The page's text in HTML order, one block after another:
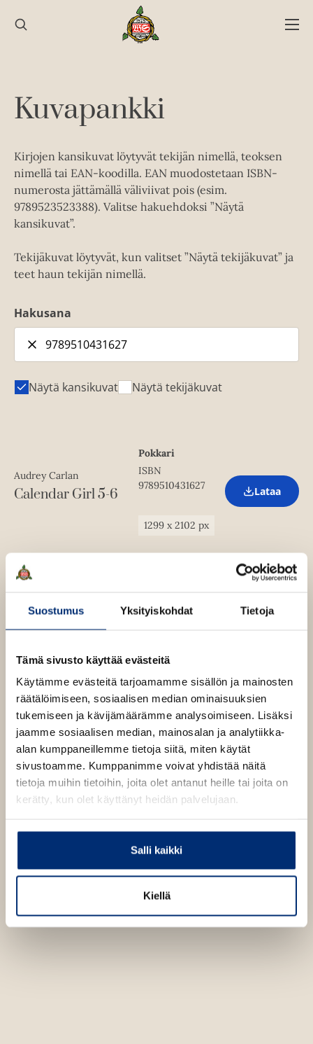
Suostumus Yksityiskohdat Tietoja
Tämä sivusto käyttää evästeitä
Käytämme evästeitä tarjoamamme sisällön ja mainosten
räätälöimiseen, sosiaalisen median ominaisuuksien
tukemiseen ja kävijämäärämme analysoimiseen. Lisäksi
jaamme sosiaalisen median, mainosalan ja analytiikka-
alan kumppaneillemme tietoja siitä, miten käytät
sivustoamme. Kumppanimme voivat yhdistää näitä
tietoja muihin tietoihin, joita olet antanut heille tai joita on
kerätty, kun olet käyttänyt heidän palvelujaan.
Salli kaikki
Kiellä
sisältöön
Kuvapankki
Kirjojen kansikuvat löytyvät tekijän nimellä, teoksen
nimellä tai EAN-koodilla. EAN muodostetaan ISBN-
numerosta jättämällä väliviivat pois (esim.
9789523523388). Valitse hakuehdoksi ”Näytä
kansikuvat”.
Tekijäkuvat löytyvät, kun valitset ”Näytä tekijäkuvat” ja
teet haun tekijän nimellä.
Hakusana
Näytä kansikuvat Näytä tekijäkuvat
Audrey Carlan
Calendar Girl 5-6
Pokkari
ISBN
9789510431627
1299 x2102 px
O
p
i
n
n
t
Lataa